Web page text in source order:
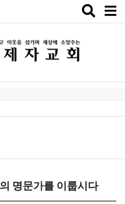
Toggle
명문가를 이룹시다